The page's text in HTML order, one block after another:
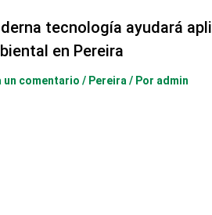
tecnología ayudará
en Pereira
un comentario / Pereira/ Por admin